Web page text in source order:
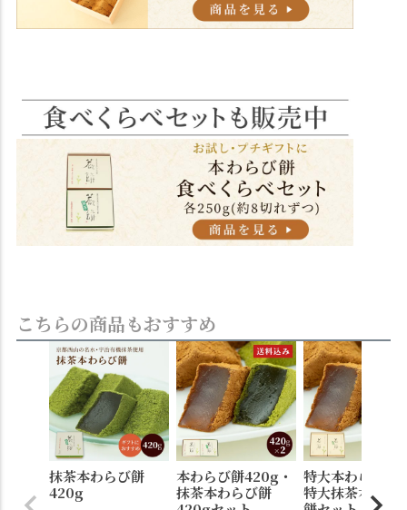
こちらの商品もおすすめ
抹茶本わらび餅
420g
本わらび餅420g・
抹茶本わらび餅
特大本わらび餅
特大抹茶本わら